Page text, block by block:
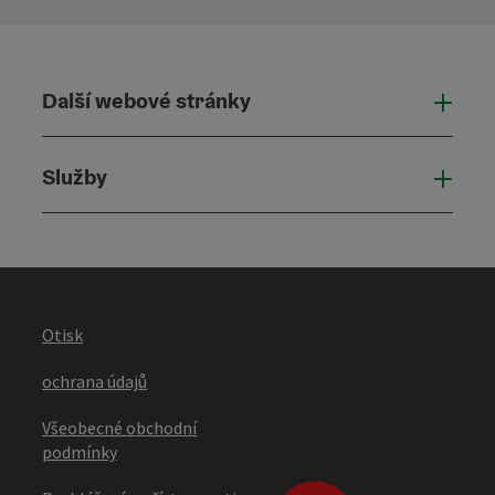
Další webové stránky
Služby
Otisk
ochrana údajů
Všeobecné obchodní
podmínky